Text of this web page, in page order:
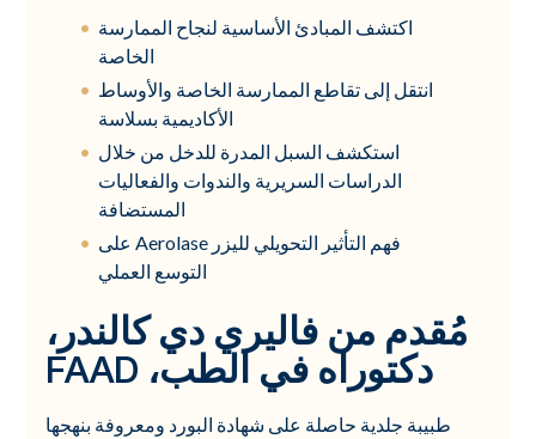
اكتشف المبادئ الأساسية لنجاح الممارسة
الخاصة
انتقل إلى تقاطع الممارسة الخاصة والأوساط
الأكاديمية بسلاسة
استكشف السبل المدرة للدخل من خلال
الدراسات السريرية والندوات والفعاليات
المستضافة
فهم التأثير التحويلي لليزر Aerolase على
التوسع العملي
مُقدم من فاليري دي كالندر،
دكتوراه في الطب، FAAD
طبيبة جلدية حاصلة على شهادة البورد ومعروفة بنهجها